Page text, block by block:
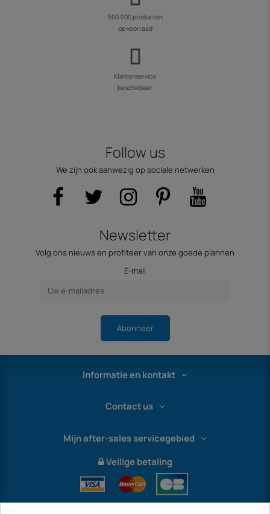
500.000 producten
op voorraad
Klantenservice
beschikbaar
Follow us
We zijn ook aanwezig op sociale netwerken
Newsletter
Volg ons nieuws en profiteer van onze goede plannen
E-mail
Abonneer
Informatie en kontakt
Contact us
Mijn after-sales servicegebied
Veilige betaling